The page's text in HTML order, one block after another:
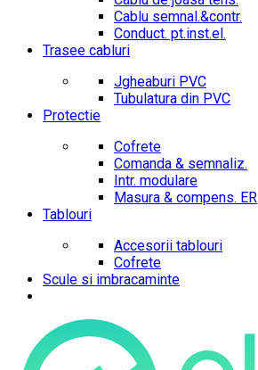
Cablu semnal.&contr.
Conduct. pt.inst.el.
Trasee cabluri
Jgheaburi PVC
Tubulatura din PVC
Protectie
Cofrete
Comanda & semnaliz.
Intr. modulare
Masura & compens. ER
Tablouri
Accesorii tablouri
Cofrete
Scule si imbracaminte